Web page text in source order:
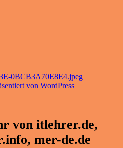
von WordPress
von itlehrer.de,
mer-de.de